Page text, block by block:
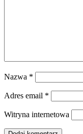
Nazwa *
Adres email *
Witryna internetowa